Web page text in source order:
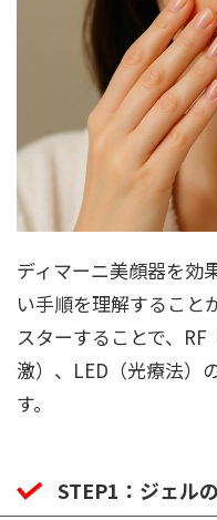
ディマーニ美顔器を効
い手順を理解すること
スターすることで、
激）、LED（光療法）
す。
STEP1：ジェル